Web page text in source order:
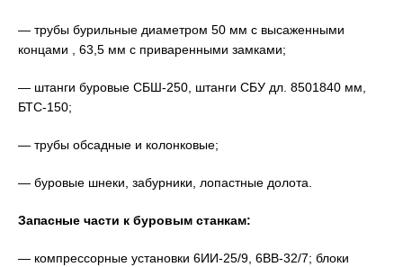
— трубы бурильные диаметром 50 мм с высаженными
концами , 63,5 мм с приваренными замками;
— штанги буровые СБШ-250, штанги СБУ дл. 8501840 мм,
БТС-150;
— трубы обсадные и колонковые;
— буровые шнеки, забурники, лопастные долота.
Запасные части к буровым станкам:
— компрессорные установки 6ИИ-25/9, 6ВВ-32/7; блоки